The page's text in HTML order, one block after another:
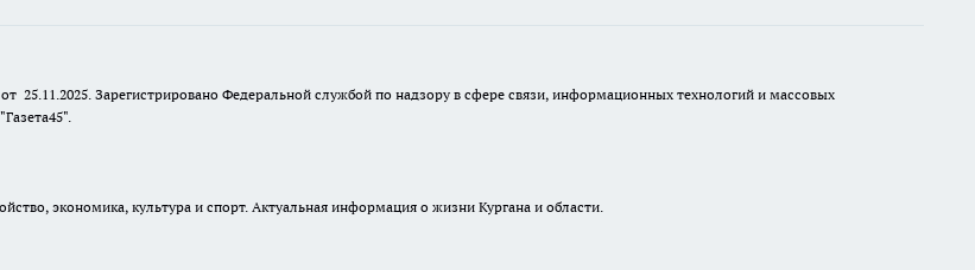
Зарегистрировано Федеральной службой по надзору в сфере связи, информационных технологий и массовых
экономика, культура и спорт. Актуальная информация о жизни Кургана и области.